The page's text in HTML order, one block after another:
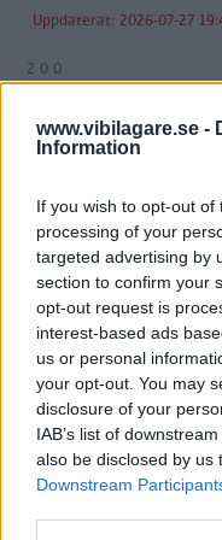
www.vibilagare.se -
Information
If you wish to opt-out
processing of your
targeted advertising by
section to confirm your
opt-out request is
interest-based ads
us or personal
your opt-out. You may
disclosure of your
IAB’s list of
also be disclosed by us
Downstream
Uppdaterat: 2026-07-27
2 0 0
Fusk slår ut
Uppdaterat: 2026-07-27
5 0 0
Kia K4
Uppdaterat: 2026-07-27
1 0 0